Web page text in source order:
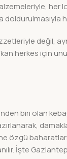
her
değil,
herkes için
biri olan
özgü
İşte